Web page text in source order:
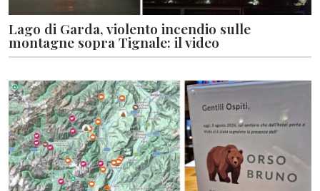
Lago di Garda, violento incendio sulle
montagne sopra Tignale: il video